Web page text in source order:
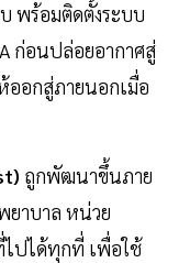
พร้อมติดตั้งระบบ
ก่อนปล่อยอากาศสู่
ออกสู่ภายนอกเมื่อ
ถูกพัฒนาขึ้นภาย
ยาบาล หน่วย
ไปได้ทุกที่ เพื่อใช้